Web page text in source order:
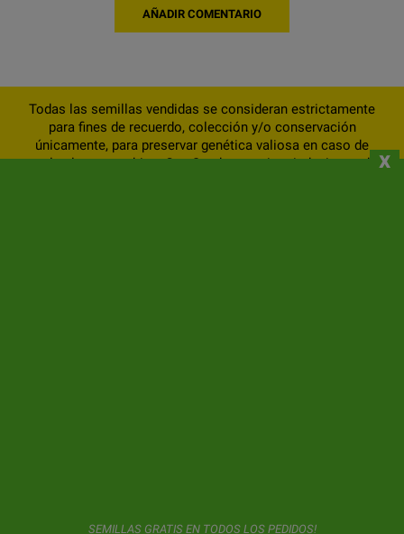
AÑADIR COMENTARIO
Todas las semillas vendidas se consideran estrictamente
para fines de recuerdo, colección y/o conservación
únicamente, para preservar genética valiosa en caso de
que las leyes cambien. Gea Seeds no quiere inducir a nadie
SEMILLAS GRATIS EN TODOS LOS PEDIDOS!
x